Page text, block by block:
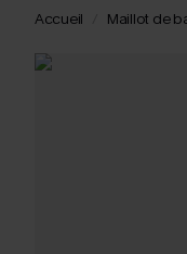
Accueil Maillot de